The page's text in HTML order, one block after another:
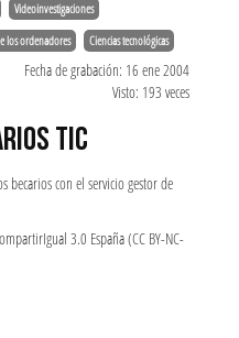
Videoinvestigaciones
los ordenadores Ciencias tecnológicas
Fecha de grabación: 16 ene 2004
Visto: 193 veces
TIC
becarios con el servicio gestor de
3.0 España (CC BY-NC-